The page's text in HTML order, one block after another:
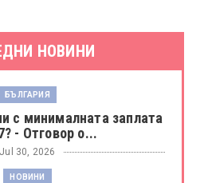
НОВИНИ
БЪЛГАРИЯ
с минималната заплата
- Отговор о...
Jul 30, 2026
НОВИНИ